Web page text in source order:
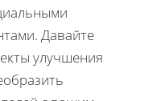
Давайте
улучшения